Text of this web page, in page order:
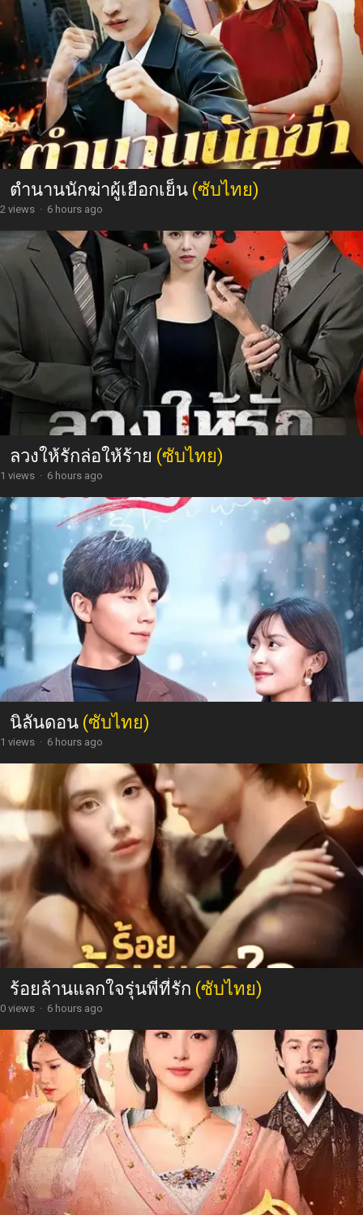
ตำนานนักฆ่าผู้เยือกเย็น (ซับไทย)
2 views · 6 hours ago
ลวงให้รักล่อให้ร้าย (ซับไทย)
1 views · 6 hours ago
นิลันดอน (ซับไทย)
1 views · 6 hours ago
ร้อยล้านแลกใจรุ่นพี่ที่รัก (ซับไทย)
0 views · 6 hours ago